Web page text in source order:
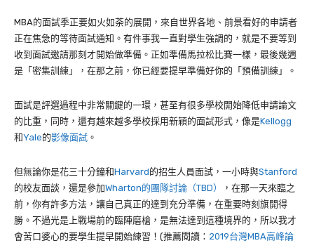
MBA的面試季正要如火如荼的展開，來自世界各地、前景看好的申請者
正在焦急的等待面試通知。有件事我一直對學生強調的，就是不要等到
收到面試邀請那刻才開始做準備。正如準備馬拉松比賽一樣，最後幾週
是「 密集訓練」，在那之前，你已經要提早準備好你的「預備訓練」。
面試是評選過程中非常關鍵的一環，甚至有很多學校開始降低申請論文
的比重，同時，還有越來越多學校採用新穎的面試形式，像是Kellogg
和Yale的影像面試 。
但無論你是花三十分鐘和Harvard的招生人員面試，一小時與Stanford
的校友面談，還是參加Wharton的團隊討論（TBD）
，在那一天來臨之
前，你有許多方法，讓自己真正的達到充分準備，在重要時刻旗開得
勝。不過光是上戰場前的臨陣磨槍，是無法達到這種境界的，所以我才
會苦口婆心的要學生提早開始練習！(推薦閱讀： 2019台灣MBA高峰論